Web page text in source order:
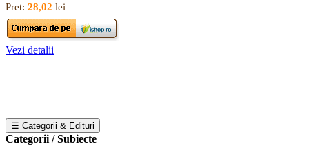
Pret: 28,02 lei
Vezi detalii
☰ Categorii & Edituri
Categorii / Subiecte